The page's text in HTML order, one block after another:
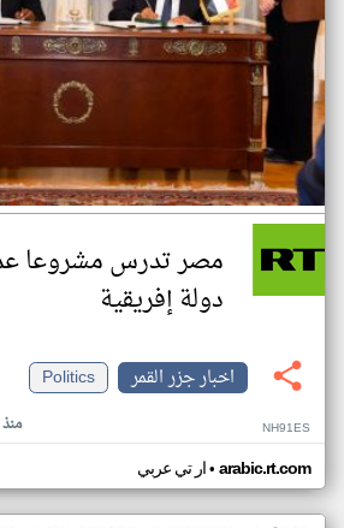
مصر تدرس مشروعا
دولة إفريقية
اخبار جزر القمر
Politics
NH91ES
ار تي عربي• arabic.rt.com